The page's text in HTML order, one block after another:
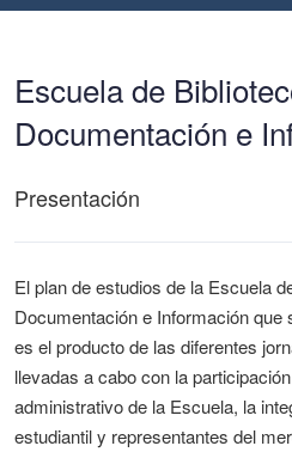
Escuela de
Documentación e
Presentación
El plan de estudios de la Escuela
Documentación e Información que
es el producto de las diferentes
llevadas a cabo con la
administrativo de la Escuela, la
estudiantil y representantes del